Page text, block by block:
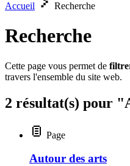
Accueil Recherche
Recherche
Cette page vous permet de
travers l'ensemble du site web.
2 résultat(s) pour
Page
Autour des arts